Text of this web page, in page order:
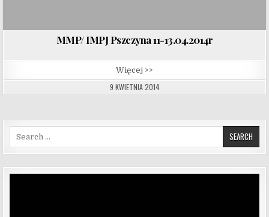
MMP/ IMPJ Pszczyna 11-13.04.2014r
Więcej >>
9 KWIETNIA 2014